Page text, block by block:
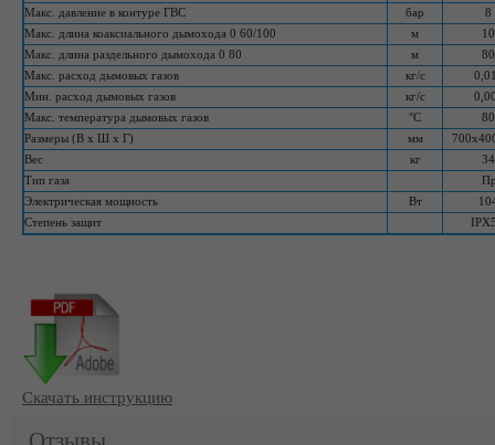
Макс. давление в контуре ГВС
бар
8
Макс. длина коаксиального дымохода 0 60/100
м
10
Макс. длина раздельного дымохода 0 80
м
80
Макс. расход дымовых газов
кг/с
Мин. расход дымовых газов
кг/с
Макс. температура дымовых газов
°C
80
Размеры (В x Ш x Г)
мм
Вес
кг
34
Тип газа
Электрическая мощность
Вт
Степень защит
Скачать инструкцию